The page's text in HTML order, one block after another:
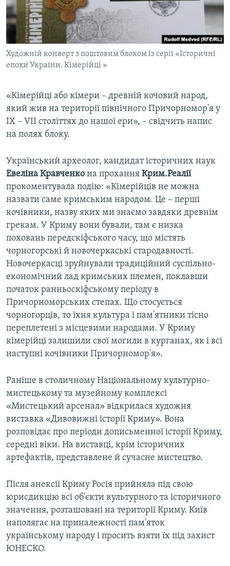
Художній конверт з поштовим блоком із серії «Історичні
епохи України. Кімерійці »
«Кімерійці або кімери – древній кочовий народ,
який жив на території північного Причорномор'я у
IX – VII століттях до нашої ери», – свідчить напис
на полях блоку.
Український археолог, кандидат історичних наук
Евеліна Кравченко на прохання Крим.Реалії
прокоментувала подію: «Кімерійців не можна
назвати саме кримським народом. Це – перші
кочівники, назву яких ми знаємо завдяки древнім
грекам. У Криму вони бували, там є низка
поховань передскіфського часу, що містять
чорногорські й новочеркаські стародавності.
Новочеркасці зруйнували традиційний суспільно-
економічний лад кримських племен, поклавши
початок ранньоскіфському періоду в
Причорноморських степах. Що стосується
чорногорців, то їхня культура і пам'ятники тісно
переплетені з місцевими народами. У Криму
кімерійці залишили свої могили в курганах, як і всі
наступні кочівники Причорномор'я».
Раніше в столичному Національному культурно-
мистецькому та музейному комплексі
«Мистецький арсенал» відкрилася художня
виставка «Дивовижні історії Криму». Вона
розповідає про періоди дописьменної історії Криму,
середні віки. На виставці, крім історичних
артефактів, представлене й сучасне мистецтво.
Після анексії Криму Росія прийняла під свою
юрисдикцію всі об'єкти культурного та історичного
значення, розташовані на території Криму. Київ
наполягає на приналежності пам'яток
українському народу і просить взяти їх під захист
ЮНЕСКО.